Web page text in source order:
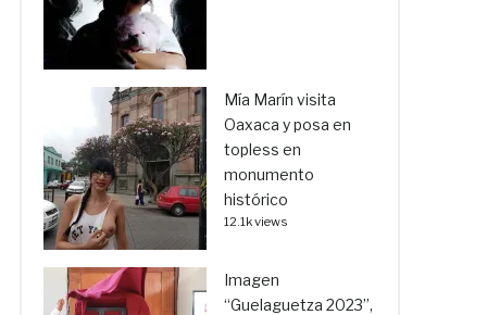
Mía Marín visita
Oaxaca y posa en
topless en
monumento
histórico
12.1k views
Imagen
“Guelaguetza 2023”,